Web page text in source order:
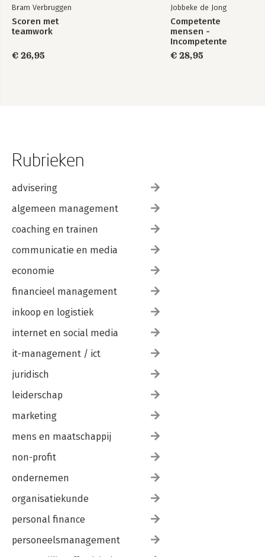
Bram Verbruggen
Scoren met
teamwork
€ 26,95
Jobbeke de Jong
Competente
mensen -
Incompetente
teams
€ 28,95
Rubrieken
advisering
algemeen management
coaching en trainen
communicatie en media
economie
financieel management
inkoop en logistiek
internet en social media
it-management / ict
juridisch
leiderschap
marketing
mens en maatschappij
non-profit
ondernemen
organisatiekunde
personal finance
personeelsmanagement